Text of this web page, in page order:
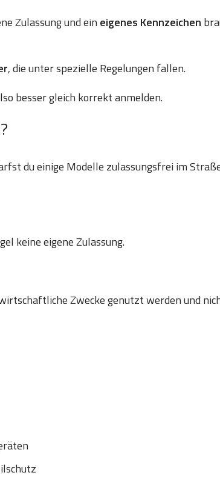
Zulassung und ein eigenes Kennzeichen
, die unter spezielle Regelungen fallen.
besser gleich korrekt anmelden.
du einige Modelle zulassungsfrei im
keine eigene Zulassung.
Zwecke genutzt werden und